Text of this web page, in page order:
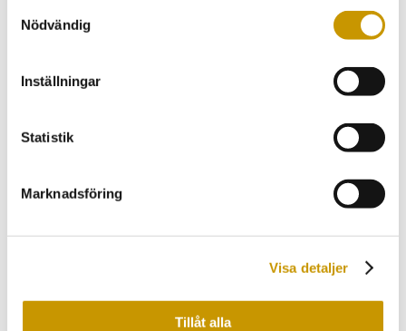
Nödvändig
Inställningar
Statistik
Marknadsföring
Visa detaljer
Tillåt alla
Finplanering
BRF & Fastigheter
BRF & fastighetsägare
Dräneringstjänster